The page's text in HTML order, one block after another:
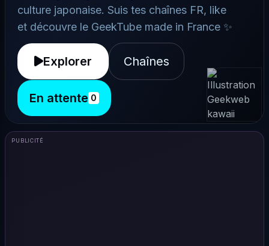
culture japonaise. Suis tes chaînes FR, like
et découvre le GeekTube made in France ✨
Explorer Chaînes
En attente 0
PUBLICITÉ